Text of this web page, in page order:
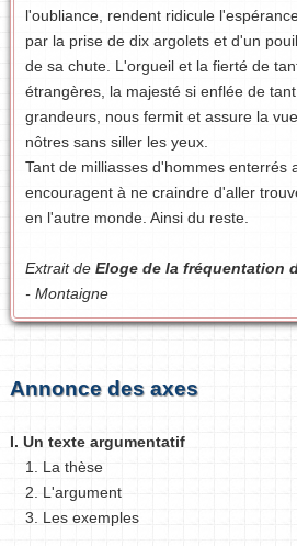
l'oubliance, rendent ridicule
par la prise de dix argolets et d'un
de sa chute. L'orgueil et la fierté de
étrangères, la majesté si enflée de
grandeurs, nous fermit et assure la
nôtres sans siller les yeux.
Tant de milliasses d'hommes enterrés
encouragent à ne craindre d'aller
en l'autre monde. Ainsi du reste.
Extrait de Eloge de la fréquentation
- Montaigne
Annonce des axes
I. Un texte argumentatif
1. La thèse
2. L'argument
3. Les exemples